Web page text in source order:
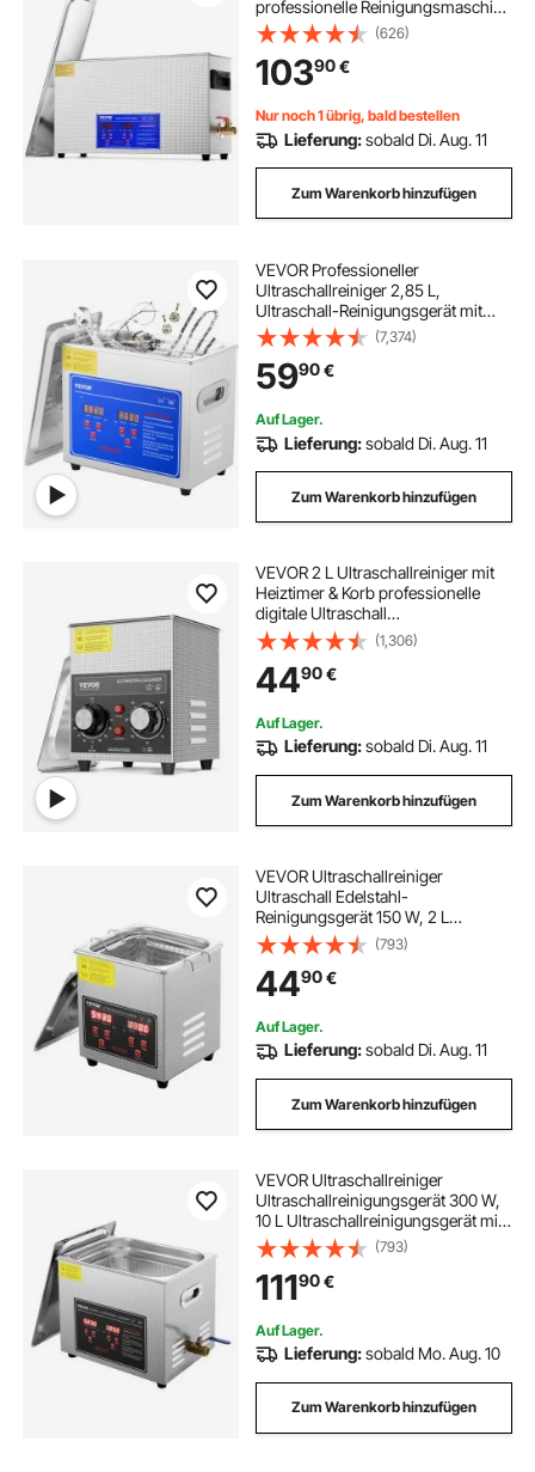
professionelle Reinigungsmaschine
mit Timer und Heizung, 40kHz
Ultraschallreiniger mit Korb für
Waffenteile Kugeln Militärbedarf
(626)
10390€
Nur noch 1 übrig, bald bestellen
Lieferung:sobald Di. Aug. 11
Zum Warenkorb hinzufügen
VEVOR Professioneller
Ultraschallreiniger 2,85 L,
Ultraschall-Reinigungsgerät mit
Digitalem Timer & Heizung,
Ultraschallreinigungsgerät 40 kHz
für Brillen Uhren Ringe Kleinteile
(7,374)
5990€
Auf Lager.
Lieferung:sobald Di. Aug. 11
Zum Warenkorb hinzufügen
VEVOR 2 L Ultraschallreiniger mit
Heiztimer & Korb professionelle
digitale Ultraschall
Reinigungsgeräte, 60 W
Reinigungsmaschine für
Uhreninstrumente Brillen Münzen
Metallteile Werkzeuge Silber
(1,306)
4490€
Auf Lager.
Lieferung:sobald Di. Aug. 11
Zum Warenkorb hinzufügen
VEVOR Ultraschallreiniger
Ultraschall Edelstahl-
Reinigungsgerät 150 W, 2 L
Ultraschallreinigungsgerät mit
digitaler Anzeige 0-30 Min,
Reinigung Ultraschall für Schmuck,
Brillen, Uhren usw.
(793)
4490€
Auf Lager.
Lieferung:sobald Di. Aug. 11
Zum Warenkorb hinzufügen
VEVOR Ultraschallreiniger
Ultraschallreinigungsgerät 300 W,
10 L Ultraschallreinigungsgerät mit
Digitaler Anzeige 0-30 Min,
Ultraschallreinigungsgerät für
Schmuck Brillen Uhren
(793)
11190€
Auf Lager.
Lieferung:sobald Mo. Aug. 10
Zum Warenkorb hinzufügen